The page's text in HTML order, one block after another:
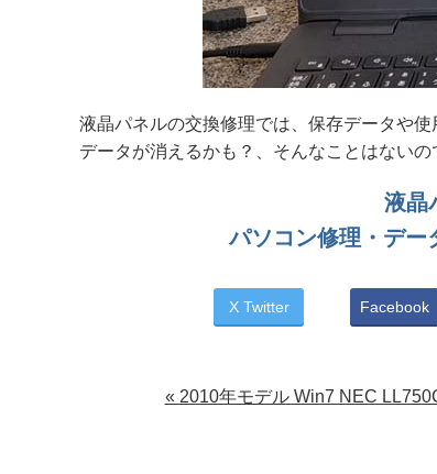
液晶パネルの交換修理では、保存データや使
データが消えるかも？、そんなことはないの
液晶
パソコン修理・デー
X Twitter Facebook
« 2010年モデル Win7 NEC